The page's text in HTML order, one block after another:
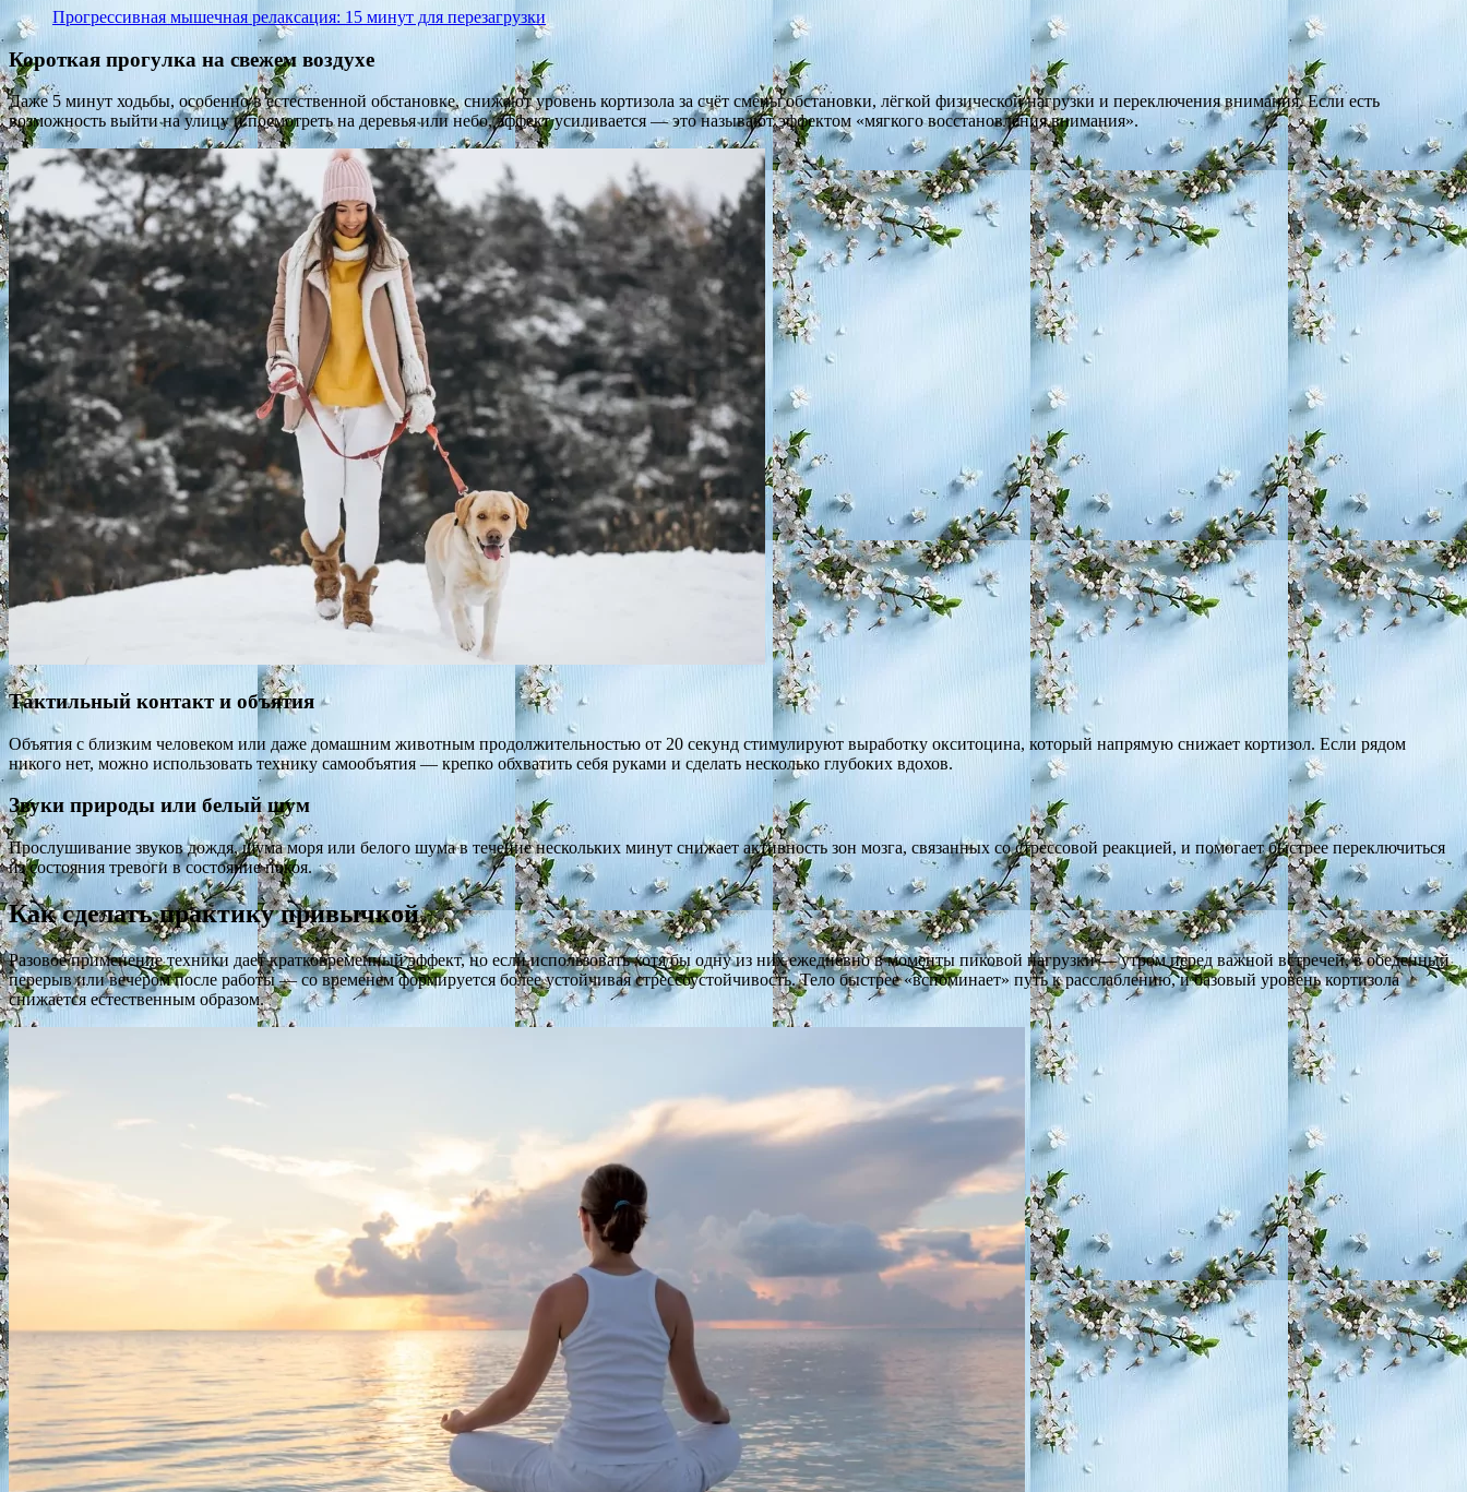
Прогрессивная мышечная релаксация: 15 минут для перезагрузки
Короткая прогулка на свежем воздухе
Даже 5 минут ходьбы, особенно в естественной обстановке, снижают уровень кортизола за счёт смены обстановки, лёгкой физической нагрузки и переключения внимания. Если есть
возможность выйти на улицу и посмотреть на деревья или небо, эффект усиливается — это называют эффектом «мягкого восстановления внимания».
Тактильный контакт и объятия
Объятия с близким человеком или даже домашним животным продолжительностью от 20 секунд стимулируют выработку окситоцина, который напрямую снижает кортизол. Если рядом
никого нет, можно использовать технику самообъятия — крепко обхватить себя руками и сделать несколько глубоких вдохов.
Звуки природы или белый шум
Прослушивание звуков дождя, шума моря или белого шума в течение нескольких минут снижает активность зон мозга, связанных со стрессовой реакцией, и помогает быстрее переключиться
из состояния тревоги в состояние покоя.
Как сделать практику привычкой
Разовое применение техники дает кратковременный эффект, но если использовать хотя бы одну из них ежедневно в моменты пиковой нагрузки — утром перед важной встречей, в обеденный
перерыв или вечером после работы — со временем формируется более устойчивая стрессоустойчивость. Тело быстрее «вспоминает» путь к расслаблению, и базовый уровень кортизола
снижается естественным образом.